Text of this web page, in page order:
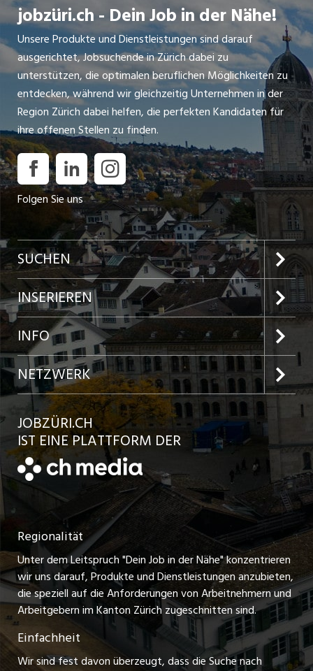
jobzüri.ch - Dein Job in der Nähe!
Unsere Produkte und Dienstleistungen sind darauf
ausgerichtet, Jobsuchende in Zürich dabei zu
unterstützen, die optimalen beruflichen Möglichkeiten zu
entdecken, während wir gleichzeitig Unternehmen in der
Region Zürich dabei helfen, die perfekten Kandidaten für
ihre offenen Stellen zu finden.
Folgen Sie uns
SUCHEN
Jobs im Kanton Zürich
Jobs in der Stadt Zürich
Jobs in der Stadt Winterthur
Jobs in der Stadt Bülach
Jobs in der Stadt Uster
Jobs in der Stadt Horgen
Festanstellungen
Temporäre Jobs
Freelance Jobs
Praktikum-Jobs
Lehrstellen
Ferienjobs
INSERIEREN
Preise und Leistungen
Inserat aufgeben
Kundenlogin
Schnittstelle
INFO
Team
Ratgeber
AGB
Datenschutzerklärung
Nutzungsbedingungen
Impressum
Stellenmeldepflicht
NETZWERK
jobbasel.ch
jobbern.ch
jobmittelland.ch
zentraljob.ch
myjob.ch
schaffu.ch (VS)
ajourjob.ch
JOBZÜRI.CH
IST EINE PLATTFORM DER
Regionalität
Unter dem Leitspruch "Dein Job in der Nähe" konzentrieren
wir uns darauf, Produkte und Dienstleistungen anzubieten,
die speziell auf die Anforderungen von Arbeitnehmern und
Arbeitgebern im Kanton Zürich zugeschnitten sind.
Einfachheit
Wir sind fest davon überzeugt, dass die Suche nach